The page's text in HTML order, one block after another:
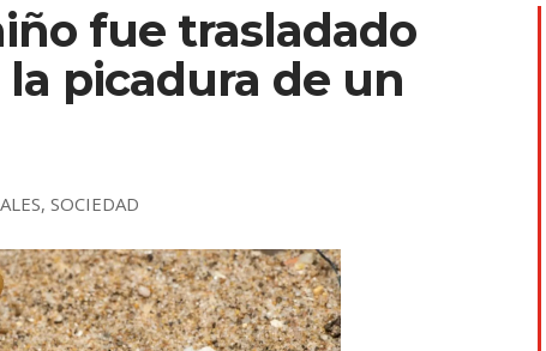
fue trasladado
picadura de un
,SOCIEDAD